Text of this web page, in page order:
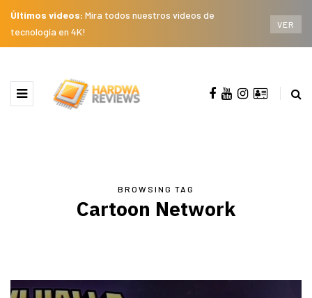
Últimos videos: Mira todos nuestros videos de
tecnología en 4K!
VER
BROWSING TAG
Cartoon Network